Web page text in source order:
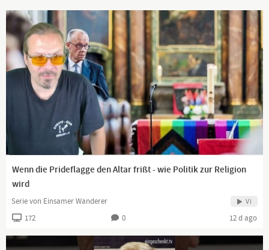
Wenn die Prideflagge den Altar frißt - wie Politik zur Religion
wird
Serie von Einsamer Wanderer Vi
172 0 12 d ago